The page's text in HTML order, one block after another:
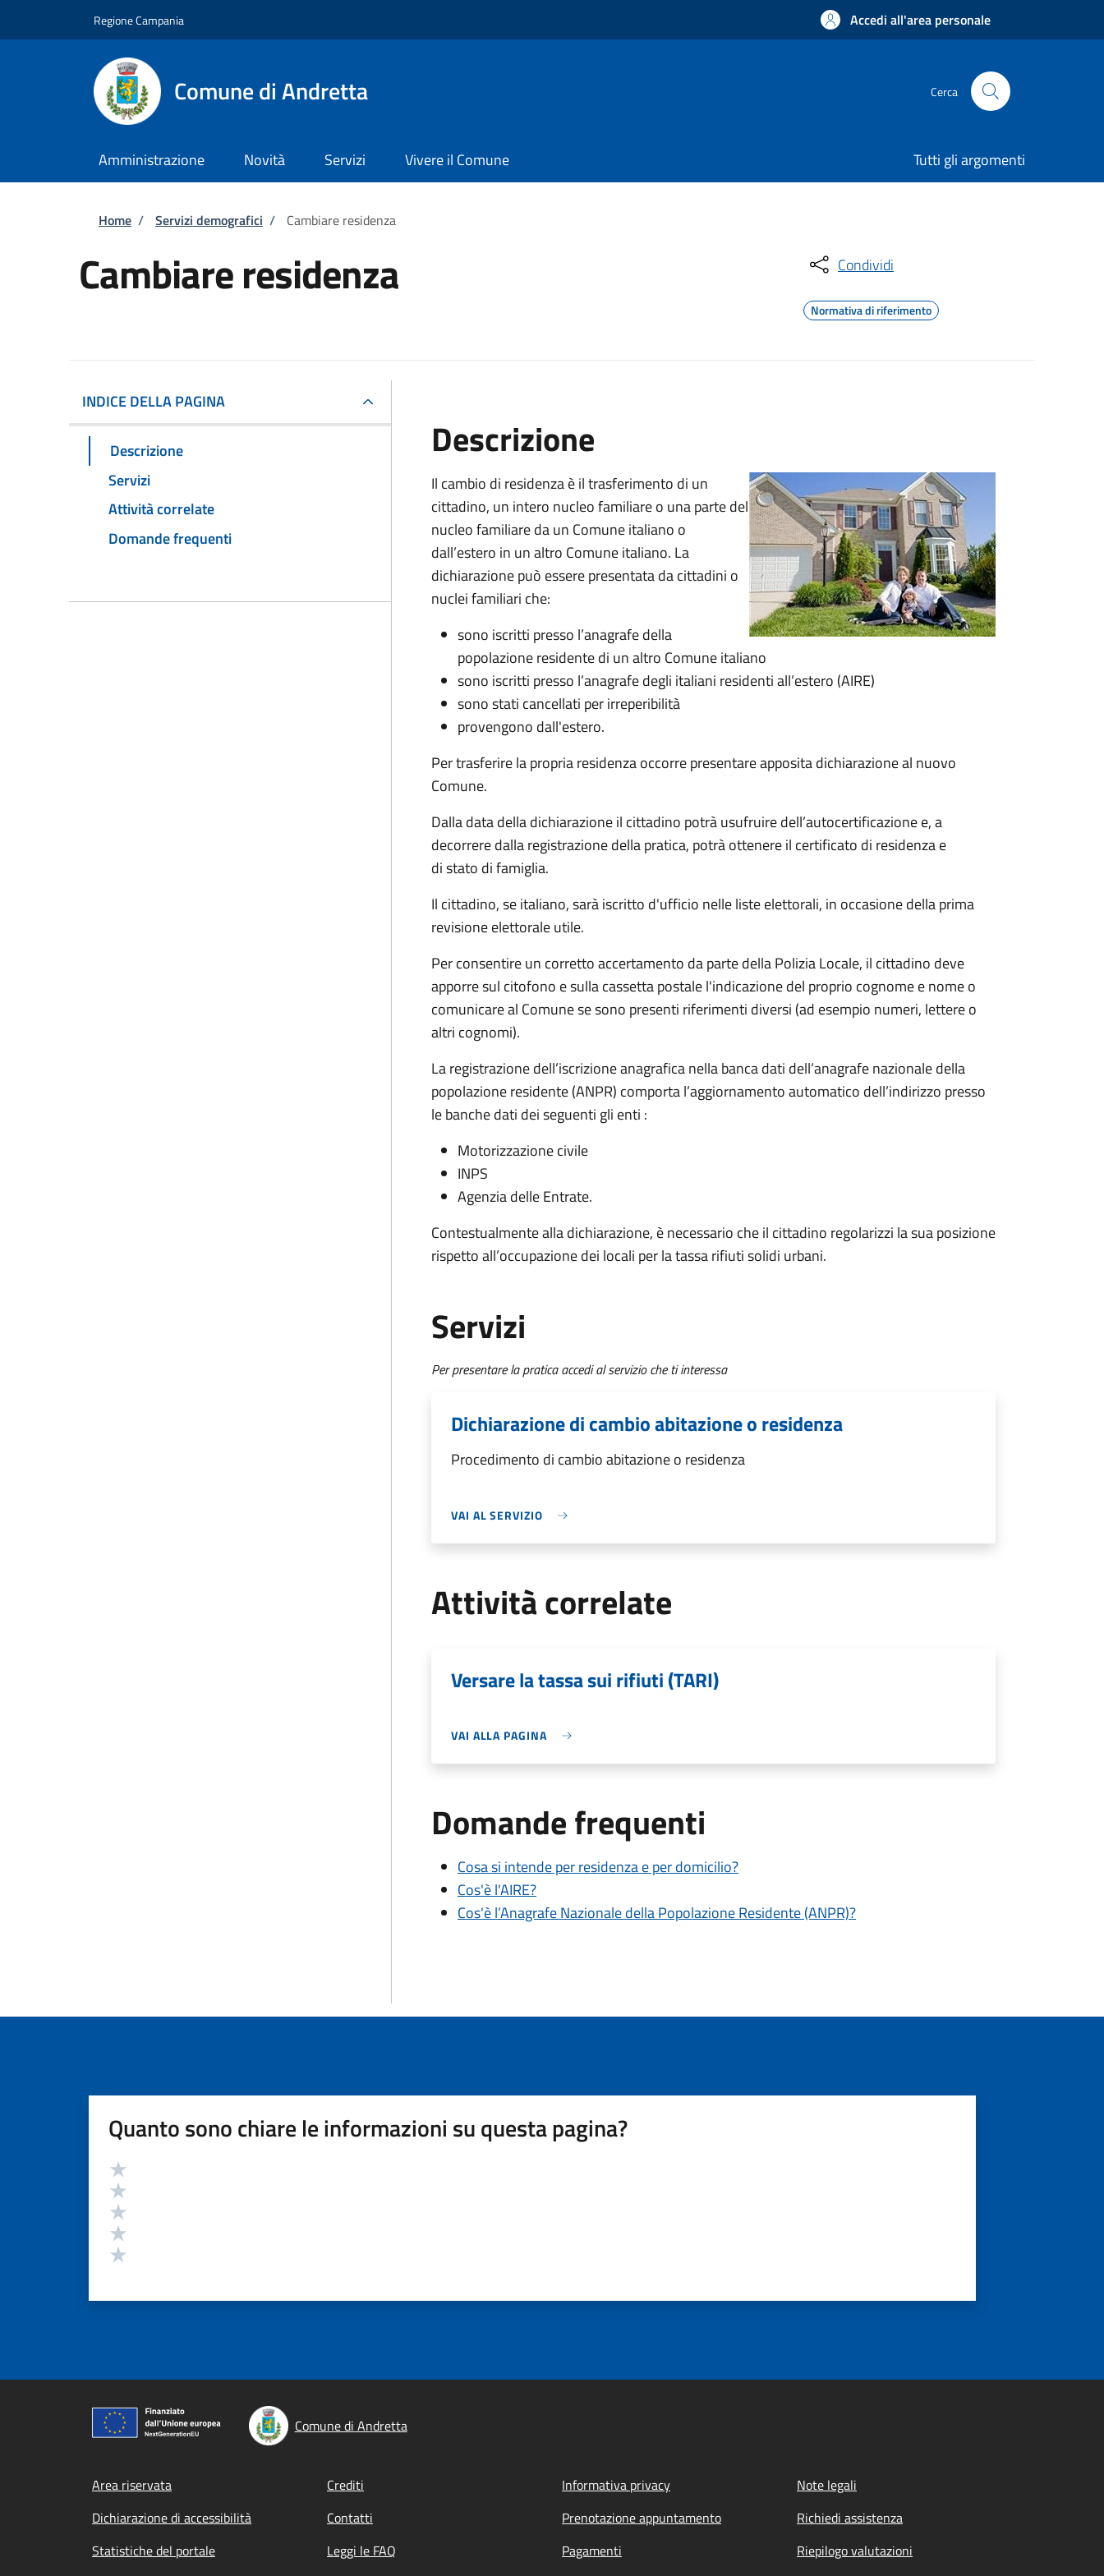
Regione Campania Accedi all'area personale
Comune di Andretta Cerca
Amministrazione Novità Servizi Vivere il Comune Tutti gli argomenti
Briciole di pane
Home / Servizi demografici / Cambiare residenza
Cambiare residenza Condividi
Normativa di riferimento
INDICE DELLA PAGINA
Descrizione
Servizi
Attività correlate
Domande frequenti
Descrizione
Il cambio di residenza è il trasferimento di un
cittadino, un intero nucleo familiare o una parte del
nucleo familiare da un Comune italiano o
dall’estero in un altro Comune italiano. La
dichiarazione può essere presentata da cittadini o
nuclei familiari che:
sono iscritti presso l’anagrafe della
popolazione residente di un altro Comune italiano
sono iscritti presso l’anagrafe degli italiani residenti all’estero (AIRE)
sono stati cancellati per irreperibilità
provengono dall'estero.
Per trasferire la propria residenza occorre presentare appositadichiarazione al nuovo
Comune.
Dalla data della dichiarazione il cittadino potrà usufruire dell’autocertificazione e, a
decorrere dalla registrazione della pratica, potrà ottenere il certificato di residenza e
di stato di famiglia.
Il cittadino, se italiano,sarà iscritto d'ufficio nelle liste elettorali, in occasione della prima
revisione elettorale utile.
Per consentire un corretto accertamento da parte della Polizia Locale, il cittadino deve
apporre sul citofono e sulla cassetta postale l'indicazione del proprio cognome e nome o
comunicare al Comune se sono presenti riferimenti diversi (ad esempio numeri, lettere o
altri cognomi).
La registrazione dell’iscrizione anagrafica nella banca dati dell’anagrafe nazionale della
popolazione residente (ANPR) comporta l’aggiornamento automatico dell’indirizzo presso
le banche dati dei seguenti gli enti :
Motorizzazione civile
INPS
Agenzia delle Entrate.
Contestualmente alla dichiarazione, è necessario che il cittadino regolarizzi la sua posizione
rispetto all’occupazione dei locali per la tassa rifiuti solidi urbani.
Servizi
Per presentare la pratica accedi al servizio che ti interessa
Dichiarazione di cambio abitazione o residenza
Procedimento di cambio abitazione o residenza
VAI AL SERVIZIO
Attività correlate
Versare la tassa sui rifiuti (TARI)
VAI ALLA PAGINA
Domande frequenti
Cosa si intende per residenza e per domicilio?
Cos'è l'AIRE?
Cos'è l’Anagrafe Nazionale della Popolazione Residente (ANPR)?
Quanto sono chiare le informazioni su questa pagina?
Valutazione
Comune di Andretta
Footer menu
Area riservata Crediti Informativa privacy
Note legali
Dichiarazione di accessibilità
Contatti Prenotazione appuntamento
Richiedi assistenza
Statistiche del portale
Leggi le FAQ Pagamenti
Riepilogo valutazioni